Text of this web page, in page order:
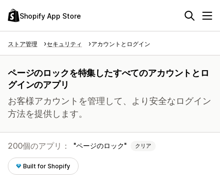
Shopify App Store
ストア管理 セキュリティ アカウントとログイン
ページのロックを特集したすべてのアカウントとロ
グインのアプリ
お客様アカウントを管理して、より安全なログイン
方法を提供します。
200個のアプリ： ページのロック クリア
Built for Shopify